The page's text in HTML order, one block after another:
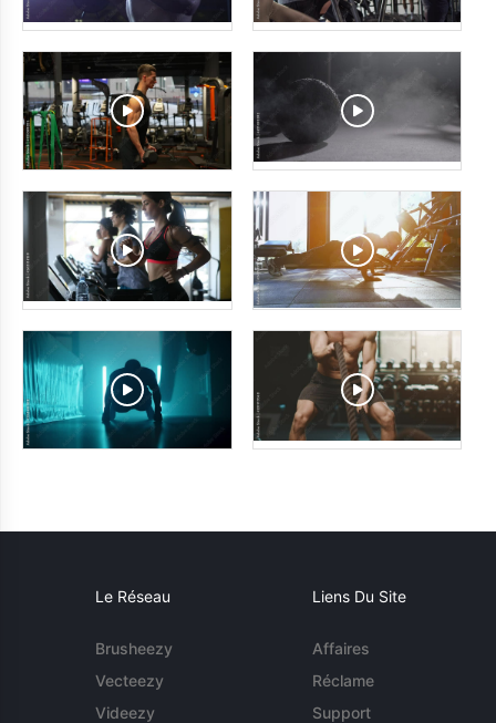
Le Réseau
Brusheezy
Vecteezy
Videezy
Liens Du Site
Affaires
Réclame
Support